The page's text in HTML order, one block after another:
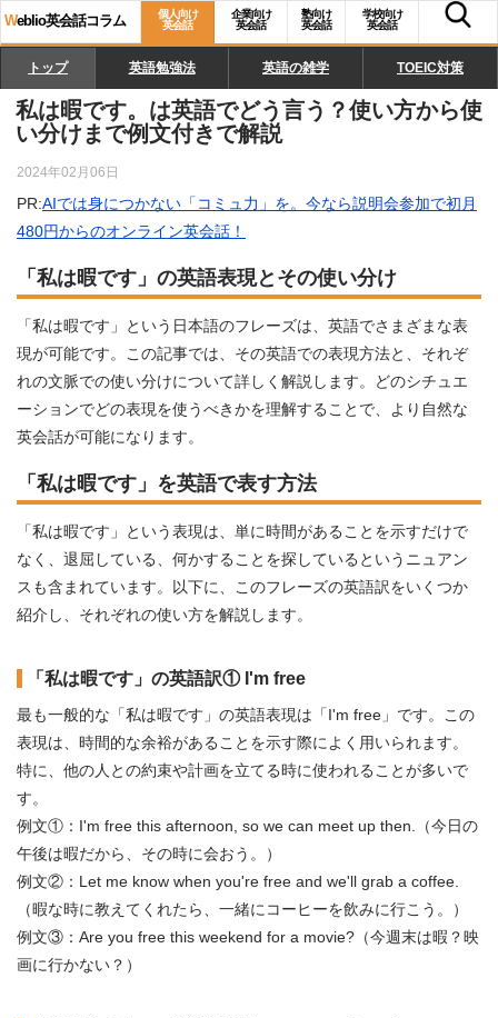
Weblio英会話コラム
個人向け
英会話
企業向け
英会話
塾向け
英会話
学校向け
英会話
トップ 英語勉強法 英語の雑学 TOEIC対策
私は暇です。は英語でどう言う？使い方から使
い分けまで例文付きで解説
2024年02月06日
PR:AIでは身につかない「コミュ力」を。今なら説明会参加で初月
480円からのオンライン英会話！
「私は暇です」の英語表現とその使い分け
「私は暇です」という日本語のフレーズは、英語でさまざまな表
現が可能です。この記事では、その英語での表現方法と、それぞ
れの文脈での使い分けについて詳しく解説します。どのシチュエ
ーションでどの表現を使うべきかを理解することで、より自然な
英会話が可能になります。
「私は暇です」を英語で表す方法
「私は暇です」という表現は、単に時間があることを示すだけで
なく、退屈している、何かすることを探しているというニュアン
スも含まれています。以下に、このフレーズの英語訳をいくつか
紹介し、それぞれの使い方を解説します。
「私は暇です」の英語訳① I'm free
最も一般的な「私は暇です」の英語表現は「I'm free」です。この
表現は、時間的な余裕があることを示す際によく用いられます。
特に、他の人との約束や計画を立てる時に使われることが多いで
す。
例文①：I'm free this afternoon, so we can meet up then.（今日の
午後は暇だから、その時に会おう。）
例文②：Let me know when you're free and we'll grab a coffee.
（暇な時に教えてくれたら、一緒にコーヒーを飲みに行こう。）
例文③：Are you free this weekend for a movie?（今週末は暇？映
画に行かない？）